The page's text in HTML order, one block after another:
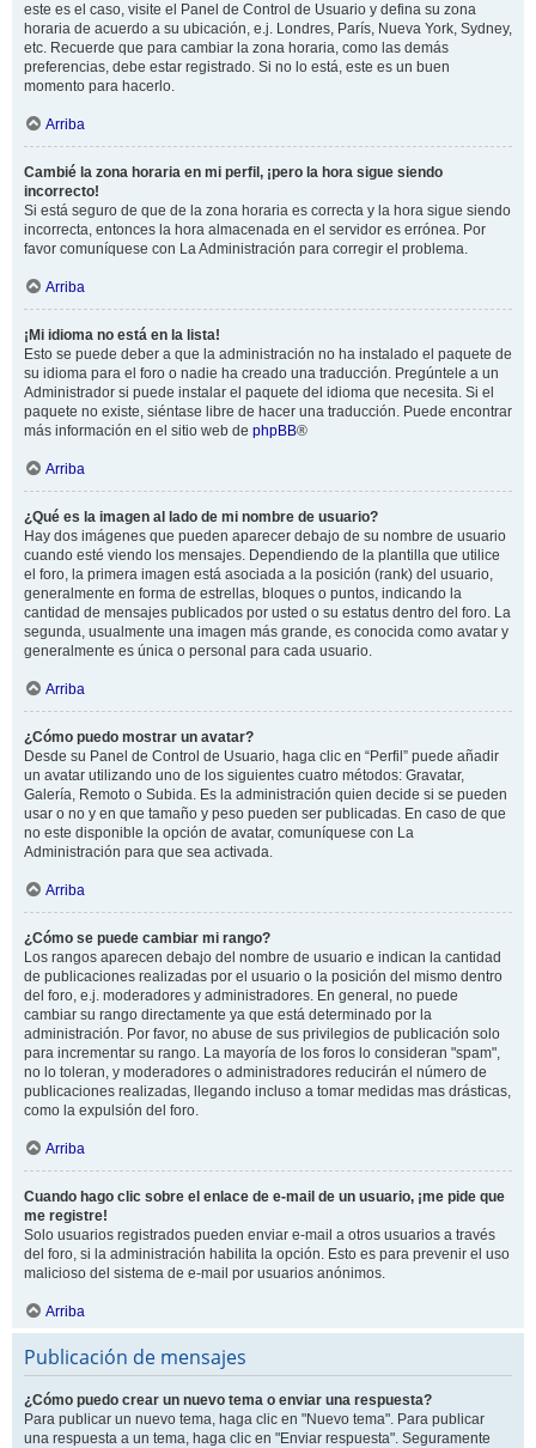
este es el caso, visite el Panel de Control de Usuario y defina su zona
horaria de acuerdo a su ubicación, e.j. Londres, París, Nueva York, Sydney,
etc. Recuerde que para cambiar la zona horaria, como las demás
preferencias, debe estar registrado. Si no lo está, este es un buen
momento para hacerlo.
Arriba
Cambié la zona horaria en mi perfil, ¡pero la hora sigue siendo
incorrecto!
Si está seguro de que de la zona horaria es correcta y la hora sigue siendo
incorrecta, entonces la hora almacenada en el servidor es errónea. Por
favor comuníquese con La Administración para corregir el problema.
Arriba
¡Mi idioma no está en la lista!
Esto se puede deber a que la administración no ha instalado el paquete de
su idioma para el foro o nadie ha creado una traducción. Pregúntele a un
Administrador si puede instalar el paquete del idioma que necesita. Si el
paquete no existe, siéntase libre de hacer una traducción. Puede encontrar
más información en el sitio web de phpBB®
Arriba
¿Qué es la imagen al lado de mi nombre de usuario?
Hay dos imágenes que pueden aparecer debajo de su nombre de usuario
cuando esté viendo los mensajes. Dependiendo de la plantilla que utilice
el foro, la primera imagen está asociada a la posición (rank) del usuario,
generalmente en forma de estrellas, bloques o puntos, indicando la
cantidad de mensajes publicados por usted o su estatus dentro del foro. La
segunda, usualmente una imagen más grande, es conocida como avatar y
generalmente es única o personal para cada usuario.
Arriba
¿Cómo puedo mostrar un avatar?
Desde su Panel de Control de Usuario, haga clic en “Perfil” puede añadir
un avatar utilizando uno de los siguientes cuatro métodos: Gravatar,
Galería, Remoto o Subida. Es la administración quien decide si se pueden
usar o no y en que tamaño y peso pueden ser publicadas. En caso de que
no este disponible la opción de avatar, comuníquese con La
Administración para que sea activada.
Arriba
¿Cómo se puede cambiar mi rango?
Los rangos aparecen debajo del nombre de usuario e indican la cantidad
de publicaciones realizadas por el usuario o la posición del mismo dentro
del foro, e.j. moderadores y administradores. En general, no puede
cambiar su rango directamente ya que está determinado por la
administración. Por favor, no abuse de sus privilegios de publicación solo
para incrementar su rango. La mayoría de los foros lo consideran "spam",
no lo toleran, y moderadores o administradores reducirán el número de
publicaciones realizadas, llegando incluso a tomar medidas mas drásticas,
como la expulsión del foro.
Arriba
Cuando hago clic sobre el enlace de e-mail de un usuario, ¡me pide que
me registre!
Solo usuarios registrados pueden enviar e-mail a otros usuarios a través
del foro, si la administración habilita la opción. Esto es para prevenir el uso
malicioso del sistema de e-mail por usuarios anónimos.
Arriba
Publicación de mensajes
¿Cómo puedo crear un nuevo tema o enviar una respuesta?
Para publicar un nuevo tema, haga clic en "Nuevo tema". Para publicar
una respuesta a un tema, haga clic en "Enviar respuesta". Seguramente